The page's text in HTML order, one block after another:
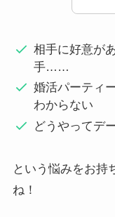
相手に好意が
手……
婚活パーティ
わからない
どうやってデ
という悩みをお持
ね！